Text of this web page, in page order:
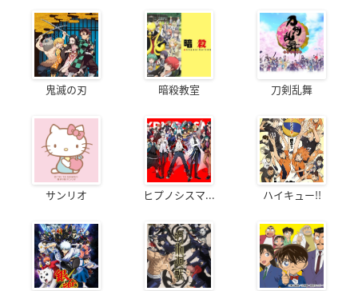
鬼滅の刃 暗殺教室 刀剣乱舞
サンリオ ヒプノシスマ... ハイキュー!!